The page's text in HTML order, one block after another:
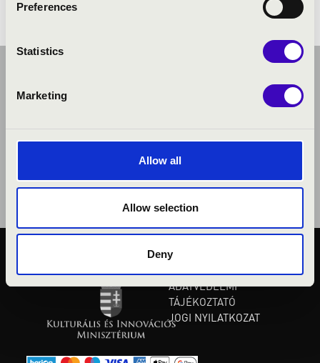
Preferences
Statistics
Marketing
Allow all
Allow selection
Deny
ADATVÉDELMI
TÁJÉKOZTATÓ
JOGI NYILATKOZAT